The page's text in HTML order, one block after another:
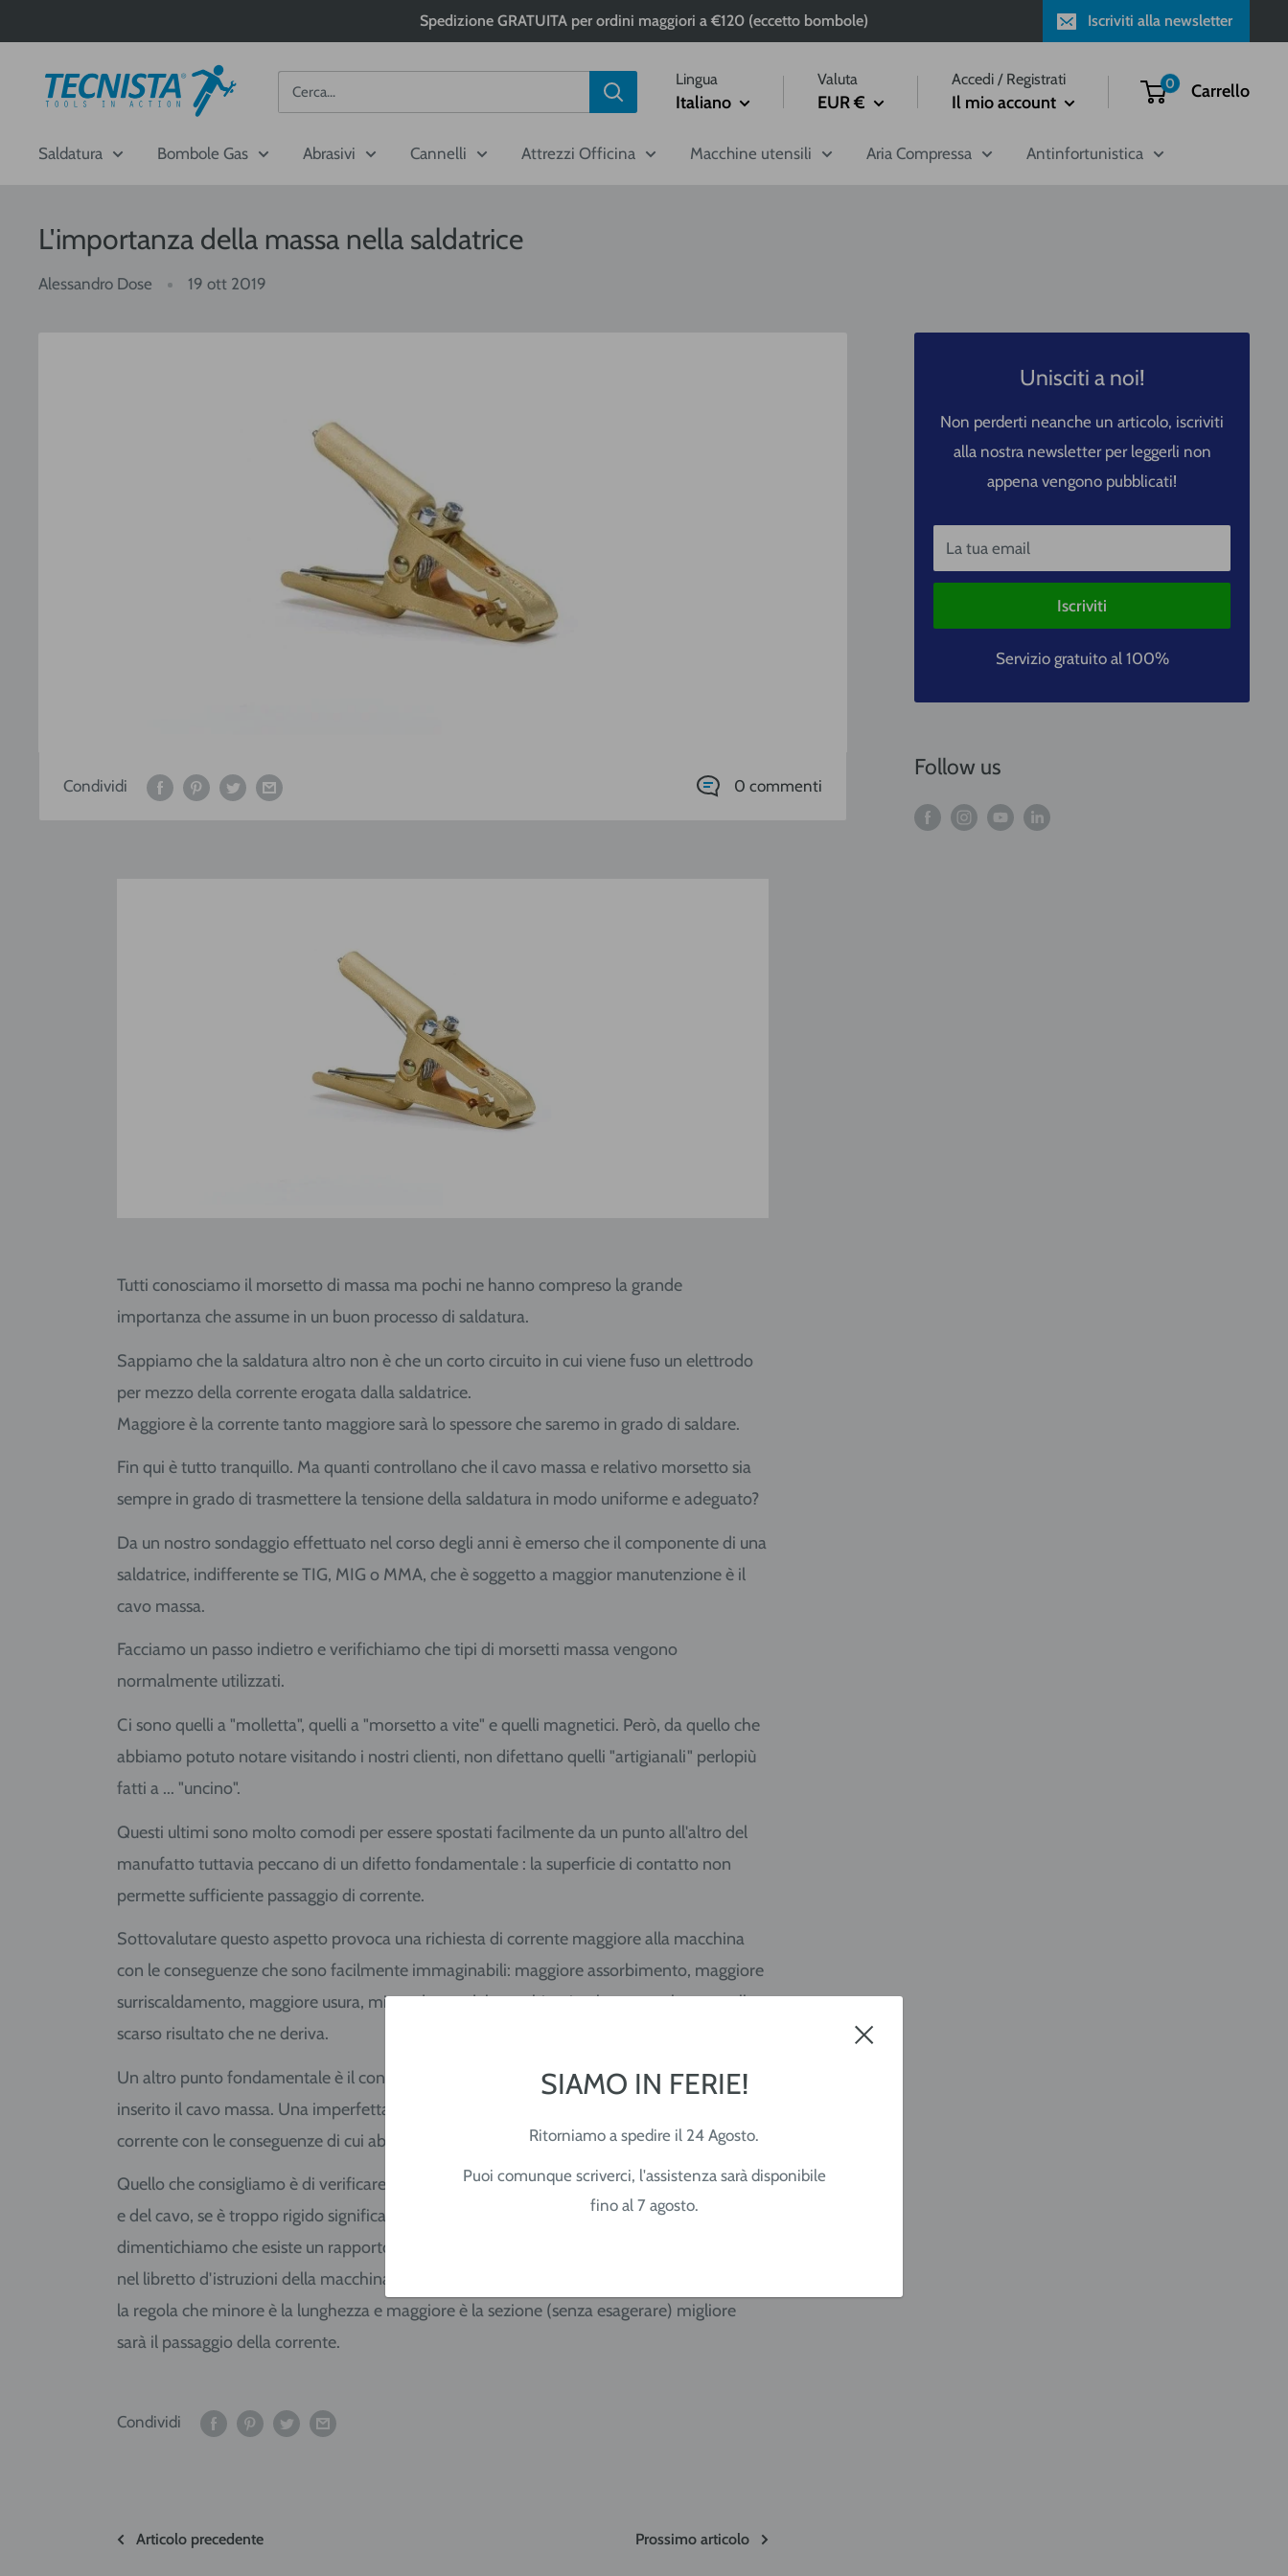
al
contenuto
Spedizione GRATUITA per ordini maggiori a €120 (eccetto bombole) Iscriviti alla newsletter
SIAMO IN FERIE!
Ritorniamo a spedire il 24 Agosto.
Puoi comunque scriverci, l'assistenza sarà disponibile
fino al 7 agosto.
Tecnista Lingua
Italiano
Valuta
EUR €
Accedi / Registrati
Il mio account
0 Carrello
Saldatura Bombole Gas Abrasivi Cannelli Attrezzi Officina Macchine utensili Aria Compressa Antinfortunistica
L'importanza della massa nella saldatrice
Alessandro Dose 19 ott 2019
Condividi 0 commenti
Tutti conosciamo il morsetto di massa ma pochi ne hanno compreso la grande
importanza che assume in un buon processo di saldatura.
Sappiamo che la saldatura altro non è che un corto circuito in cui viene fuso un elettrodo
per mezzo della corrente erogata dalla saldatrice.
Maggiore è la corrente tanto maggiore sarà lo spessore che saremo in grado di saldare.
Fin qui è tutto tranquillo. Ma quanti controllano che il cavo massa e relativo morsetto sia
sempre in grado di trasmettere la tensione della saldatura in modo uniforme e adeguato?
Da un nostro sondaggio effettuato nel corso degli anni è emerso che il componente di una
saldatrice, indifferente se TIG, MIG o MMA, che è soggetto a maggior manutenzione è il
cavo massa.
Facciamo un passo indietro e verifichiamo che tipi di morsetti massa vengono
normalmente utilizzati.
Ci sono quelli a "molletta", quelli a "morsetto a vite" e quelli magnetici. Però, da quello che
abbiamo potuto notare visitando i nostri clienti, non difettano quelli "artigianali" perlopiù
fatti a ... "uncino".
Questi ultimi sono molto comodi per essere spostati facilmente da un punto all'altro del
manufatto tuttavia peccano di un difetto fondamentale : la superficie di contatto non
permette sufficiente passaggio di corrente.
Sottovalutare questo aspetto provoca una richiesta di corrente maggiore alla macchina
con le conseguenze che sono facilmente immaginabili: maggiore assorbimento, maggiore
surriscaldamento, maggiore usura, minor durata del macchinario oltre naturalmente, allo
scarso risultato che ne deriva.
Un altro punto fondamentale è il connettore, ovvero la presa a pannello in cui viene
inserito il cavo massa. Una imperfetta adesione non permette un buon passaggio di
corrente con le conseguenze di cui abbiamo parlato.
Quello che consigliamo è di verificare sempre lo stato d'usura dei connettori, del morsetto
e del cavo, se è troppo rigido significa che si è "cotto" pertanto va sostituito. Non
dimentichiamo che esiste un rapporto tra potenza e sezione/lunghezza del cavo, di solito
nel libretto d'istruzioni della macchina è segnalato. Qualora non lo fosse teniamo presente
la regola che minore è la lunghezza e maggiore è la sezione (senza esagerare) migliore
sarà il passaggio della corrente.
Condividi
Articolo precedente Prossimo articolo
Unisciti a noi!
Non perderti neanche un articolo, iscriviti
alla nostra newsletter per leggerli non
appena vengono pubblicati!
La tua email
Iscriviti
Servizio gratuito al 100%
Follow us